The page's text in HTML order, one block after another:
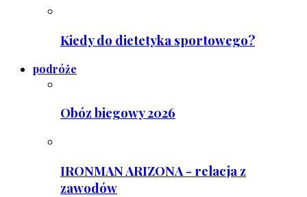
Kiedy do dietetyka sportowego?
podróże
Obóz biegowy 2026
IRONMAN ARIZONA - relacja z
zawodów